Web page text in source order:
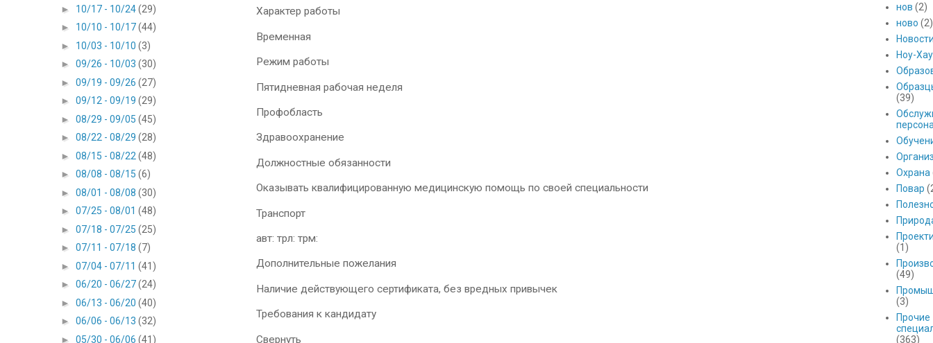
Характер работы
Временная
Режим работы
Пятидневная рабочая неделя
Профобласть
Здравоохранение
Должностные обязанности
Оказывать квалифицированную медицинскую помощь по своей специальности
Транспорт
авт: тpл: тpм:
Дополнительные пожелания
Наличие действующего сертификата, без вредных привычек
Требования к кандидату
Свернуть
► 10/17 - 10/24(29)
► 10/10 - 10/17(44)
► 10/03 - 10/10 (3)
► 09/26 - 10/03 (30)
► 09/19 - 09/26 (27)
► 09/12 - 09/19 (29)
► 08/29 - 09/05 (45)
► 08/22 - 08/29 (28)
► 08/15 - 08/22 (48)
► 08/08 - 08/15 (6)
► 08/01 - 08/08 (30)
► 07/25 - 08/01 (48)
► 07/18 - 07/25 (25)
► 07/11 - 07/18 (7)
► 07/04 - 07/11 (41)
► 06/20 - 06/27(24)
► 06/13 - 06/20 (40)
► 06/06 - 06/13 (32)
► 05/30 - 06/06 (41)
нов (2)
ново (2)
Ноу-Хау
(39)
Охрана
Повар
(1)
(49)
(3)
Прочие
(363)